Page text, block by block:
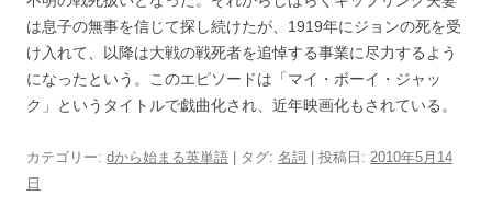
は息子の無事を信じて探し続けたが、1919年にジョンの死を受
け入れて、以降は大戦の戦死者を追悼する事業に尽力するよう
になったという。このエピソードは「マイ・ボーイ・ジャッ
ク」というタイトルで戯曲化され、近年映画化もされている。
カテゴリー: dから始まる英単語 | タグ: 名詞 | 投稿日: 2010年5月14
日